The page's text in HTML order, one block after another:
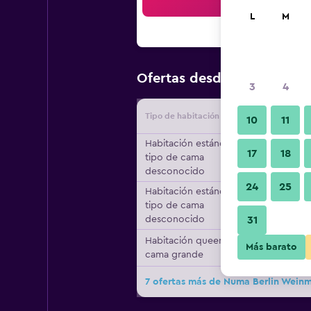
Ofertas desde Oferta
Tipo de habitación
Habitación estándar,
tipo de cama
desconocido
Habitación estándar,
tipo de cama
desconocido
Habitación queen, 1
cama grande
7 ofertas más de Numa Berlin
L M
3 4
10 11
17 18
24 25
31
Más barato